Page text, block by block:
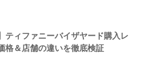
ティファニーバイザヤード購入レ
格＆店舗の違いを徹底検証